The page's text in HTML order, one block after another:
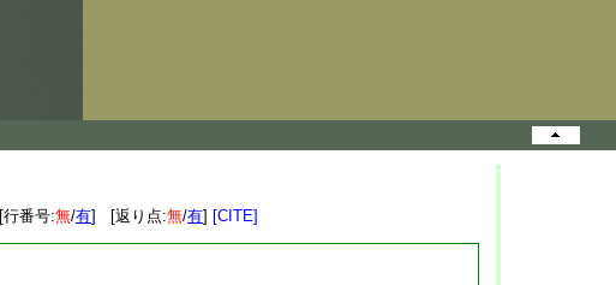
[行番号:無/有] [返り点:無/有] [CITE]